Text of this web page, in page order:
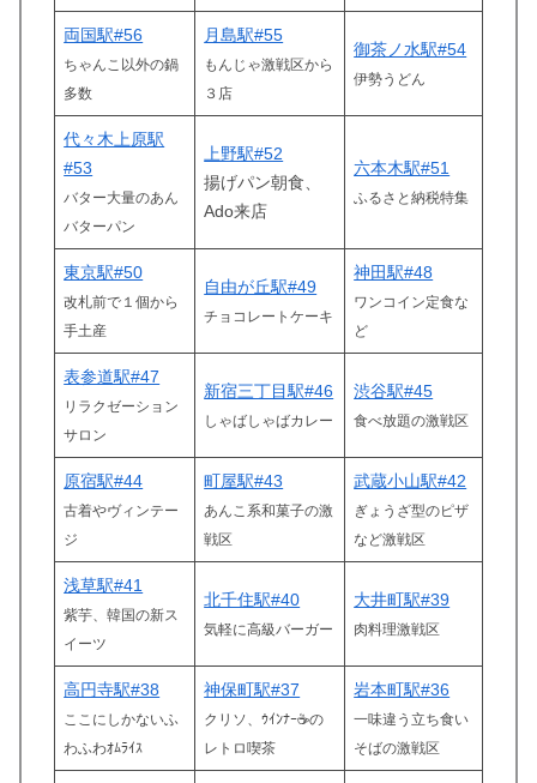
両国駅#56
ちゃんこ以外の鍋
多数
月島駅#55
もんじゃ激戦区から
３店
御茶ノ水駅#54
伊勢うどん
代々木上原駅
#53
バター大量のあん
バターパン
上野駅#52
揚げパン朝食、
Ado来店
六本木駅#51
ふるさと納税特集
東京駅#50
改札前で１個から
手土産
自由が丘駅#49
チョコレートケーキ
神田駅#48
ワンコイン定食な
ど
表参道駅#47
リラクゼーション
サロン
新宿三丁目駅#46
しゃばしゃばカレー
渋谷駅#45
食べ放題の激戦区
原宿駅#44
古着やヴィンテー
ジ
町屋駅#43
あんこ系和菓子の激
戦区
武蔵小山駅#42
ぎょうざ型のピザ
など激戦区
浅草駅#41
紫芋、韓国の新ス
イーツ
北千住駅#40
気軽に高級バーガー
大井町駅#39
肉料理激戦区
高円寺駅#38
ここにしかないふ
わふわｵﾑﾗｲｽ
神保町駅#37
クリソ、ｳｲﾝﾅｰ☕の
レトロ喫茶
岩本町駅#36
一味違う立ち食い
そばの激戦区